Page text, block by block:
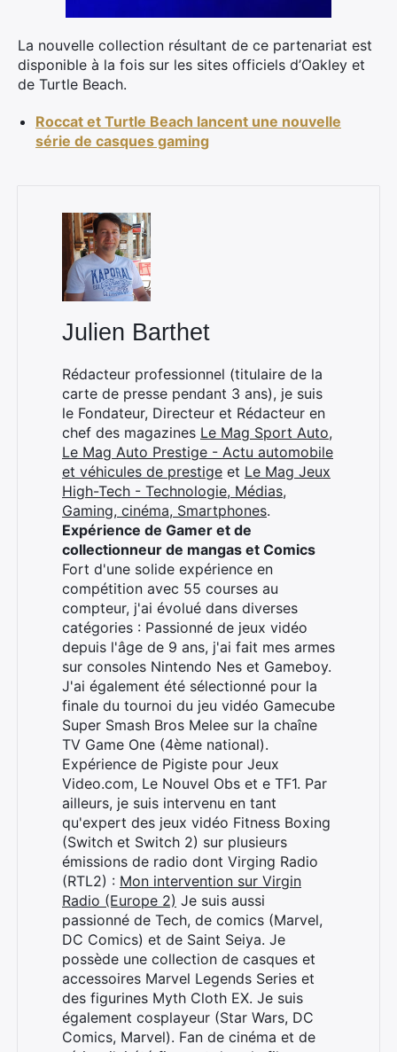
La nouvelle collection résultant de ce partenariat est
disponible à la fois sur les sites officiels d’Oakley et
de Turtle Beach.
Roccat et Turtle Beach lancent une nouvelle
série de casques gaming
Julien Barthet
Rédacteur professionnel (titulaire de la
carte de presse pendant 3 ans), je suis
le Fondateur, Directeur et Rédacteur en
chef des magazines Le Mag Sport Auto,
Le Mag Auto Prestige - Actu automobile
et véhicules de prestige et Le Mag Jeux
High-Tech - Technologie, Médias,
Gaming, cinéma, Smartphones.
Expérience de Gamer et de
collectionneur de mangas et Comics
Fort d'une solide expérience en
compétition avec 55 courses au
compteur, j'ai évolué dans diverses
catégories : Passionné de jeux vidéo
depuis l'âge de 9 ans, j'ai fait mes armes
sur consoles Nintendo Nes et Gameboy.
J'ai également été sélectionné pour la
finale du tournoi du jeu vidéo Gamecube
Super Smash Bros Melee sur la chaîne
TV Game One (4ème national).
Expérience de Pigiste pour Jeux
Video.com, Le Nouvel Obs et e TF1. Par
ailleurs, je suis intervenu en tant
qu'expert des jeux vidéo Fitness Boxing
(Switch et Switch 2) sur plusieurs
émissions de radio dont Virging Radio
(RTL2) : Mon intervention sur Virgin
Radio (Europe 2) Je suis aussi
passionné de Tech, de comics (Marvel,
DC Comics) et de Saint Seiya. Je
possède une collection de casques et
accessoires Marvel Legends Series et
des figurines Myth Cloth EX. Je suis
également cosplayeur (Star Wars, DC
Comics, Marvel). Fan de cinéma et de
: